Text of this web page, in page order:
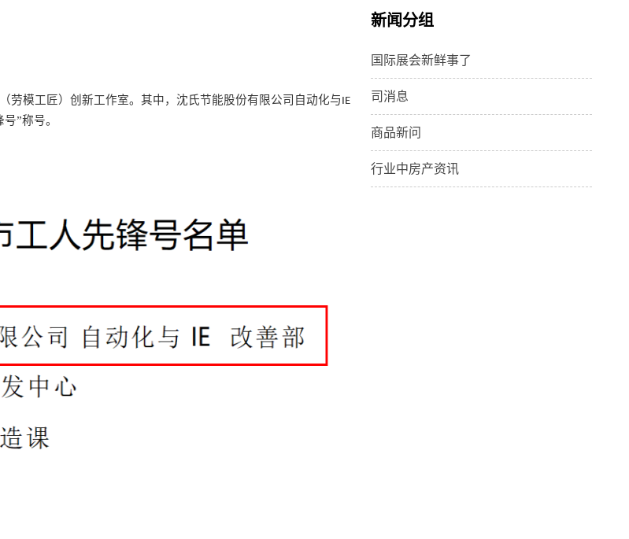
劳模工匠）创新工作室。 其中， 沈氏节能股份有限公司 自动化与 IE
”称号。
新闻分组
国际展会新鲜事了
司消息
商品新问
行业中房产资讯